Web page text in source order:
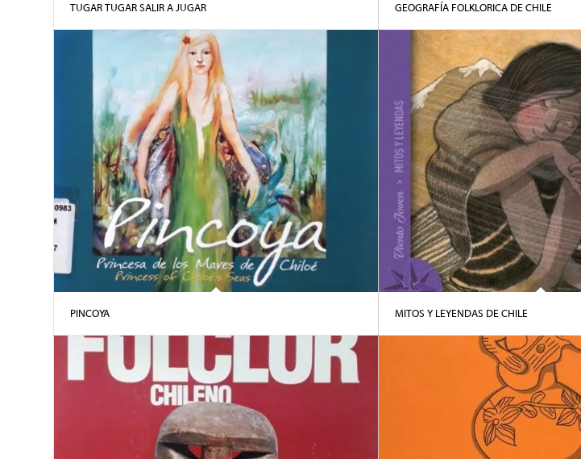
TUGAR TUGAR SALIR A JUGAR GEOGRAFÍA FOLKLORICA DE CHILE
PINCOYA MITOS Y LEYENDAS DE CHILE